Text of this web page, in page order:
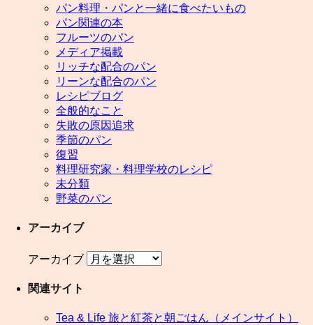
パン料理・パンと一緒に食べたいもの
パン関連の本
フルーツのパン
メディア掲載
リッチな配合のパン
リーンな配合のパン
レシピブログ
全般的なこと
失敗の原因追求
季節のパン
復習
料理研究家・料理学校のレシピ
未分類
野菜のパン
アーカイブ
アーカイブ
関連サイト
Tea & Life 旅と紅茶と朝ごはん（メインサイト）